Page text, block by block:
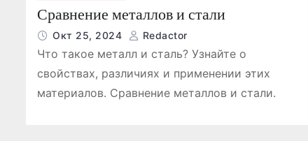
Сравнение металлов и стали
Окт 25, 2024 Redactor
Что такое металл и сталь? Узнайте о
свойствах, различиях и применении этих
материалов. Сравнение металлов и стали.